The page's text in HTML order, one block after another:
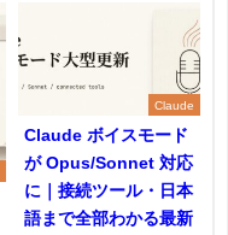
Claude
Claude ボイスモード
が Opus/Sonnet 対応
に｜接続ツール・日本
語まで全部わかる最新